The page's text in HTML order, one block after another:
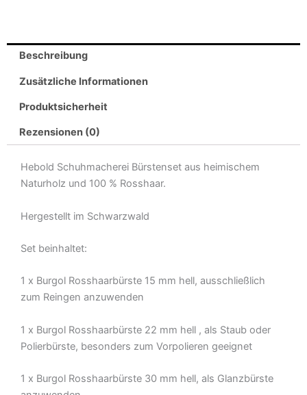
Beschreibung
Zusätzliche Informationen
Produktsicherheit
Rezensionen (0)
Hebold Schuhmacherei Bürstenset aus heimischem
Naturholz und 100 % Rosshaar.
Hergestellt im Schwarzwald
Set beinhaltet:
1 x Burgol Rosshaarbürste 15 mm hell, ausschließlich
zum Reingen anzuwenden
1 x Burgol Rosshaarbürste 22 mm hell , als Staub oder
Polierbürste, besonders zum Vorpolieren geeignet
1 x Burgol Rosshaarbürste 30 mm hell, als Glanzbürste